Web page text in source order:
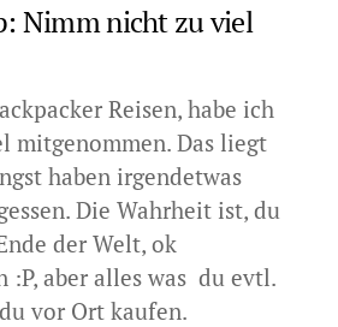
Nimm nicht zu viel
Reisen, habe ich
mitgenommen. Das liegt
haben irgendetwas
Die Wahrheit ist, du
der Welt, ok
:P, aber alles was du evtl.
vor Ort kaufen.